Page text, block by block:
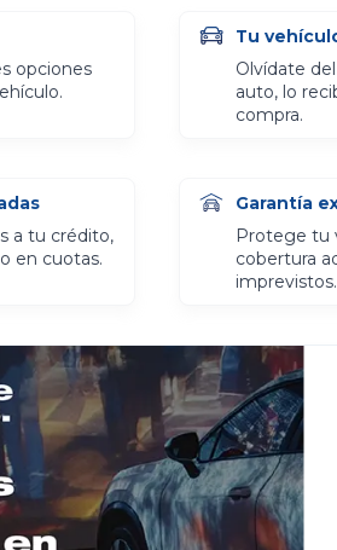
opciones
Tu
Olvídate
auto, lo
compra.
a tu crédito,
en cuotas.
Garantía
Protege tu
cobertura
imprevistos.